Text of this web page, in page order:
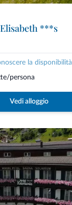
***s
la disponibilità
persona
Vedi alloggio